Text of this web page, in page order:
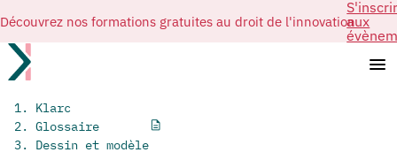
Découvrez nos formations gratuites au droit de l'innovationaux
Klarc
Glossaire
Dessin et modèle